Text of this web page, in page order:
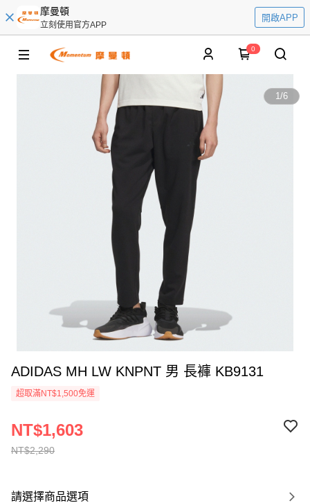
摩曼頓
立刻使用官方APP
開啟APP
0
1/6
ADIDAS MH LW KNPNT 男 長褲 KB9131
超取滿NT$1,500免運
NT$2,290
NT$1,603
請選擇商品選項